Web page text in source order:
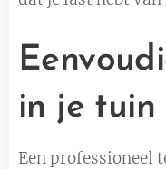
in je tuin
Een professioneel